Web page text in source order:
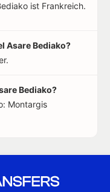
ist Frankreich.
Asare Bediako?
Bediako?
Montargis